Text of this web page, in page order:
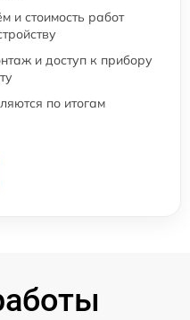
и стоимость работ
и доступ к прибору
по итогам